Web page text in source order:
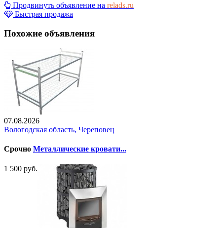
Продвинуть объявление на relads.ru
Быстрая продажа
Похожие объявления
07.08.2026
Вологодская область, Череповец
Срочно Металлические кровати...
1 500 руб.